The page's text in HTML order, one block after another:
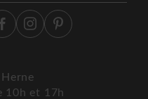
10h et 17h